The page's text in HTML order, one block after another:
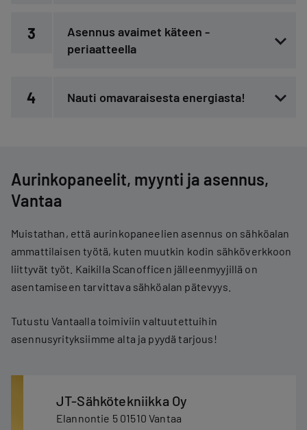
3
Asennus avaimet käteen -
periaatteella
4 Nauti omavaraisesta energiasta!
Aurinkopaneelit, myynti ja asennus,
Vantaa
Muistathan, että aurinkopaneelien asennus on sähköalan
ammattilaisen työtä, kuten muutkin kodin sähköverkkoon
liittyvät työt. Kaikilla Scanofficen jälleenmyyjillä on
asentamiseen tarvittava sähköalan pätevyys.
Tutustu Vantaalla toimiviin valtuutettuihin
asennusyrityksiimme alta ja pyydä tarjous!
JT-Sähkötekniikka Oy
Elannontie 5 01510 Vantaa